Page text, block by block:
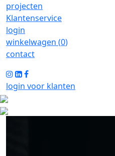
projecten
Klantenservice
login
winkelwagen (0)
contact
login voor klanten